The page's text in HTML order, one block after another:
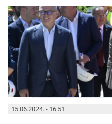
15.06.2024. - 16:51